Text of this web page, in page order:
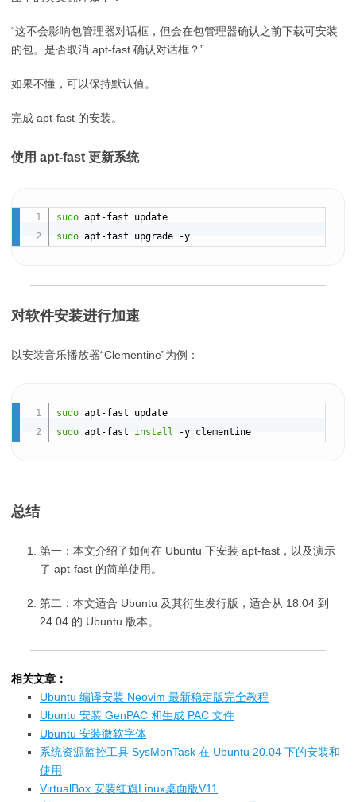
“这不会影响包管理器对话框，但会在包管理器确认之前下载可安装
的包。是否取消 apt-fast 确认对话框？”
如果不懂，可以保持默认值。
完成 apt-fast 的安装。
使用 apt-fast 更新系统
sudo
apt-fast update
sudo
apt-fast upgrade -y
对软件安装进行加速
以安装音乐播放器“Clementine”为例：
sudo
apt-fast update
sudo apt-fast install -y clementine
总结
第一：本文介绍了如何在 Ubuntu 下安装 apt-fast，以及演示
了 apt-fast 的简单使用。
第二：本文适合 Ubuntu 及其衍生发行版，适合从 18.04 到
24.04 的 Ubuntu 版本。
相关文章：
Ubuntu 编译安装 Neovim 最新稳定版完全教程
Ubuntu 安装 GenPAC 和生成 PAC 文件
Ubuntu 安装微软字体
系统资源监控工具 SysMonTask 在 Ubuntu 20.04 下的安装和
使用
VirtualBox 安装红旗Linux桌面版V11